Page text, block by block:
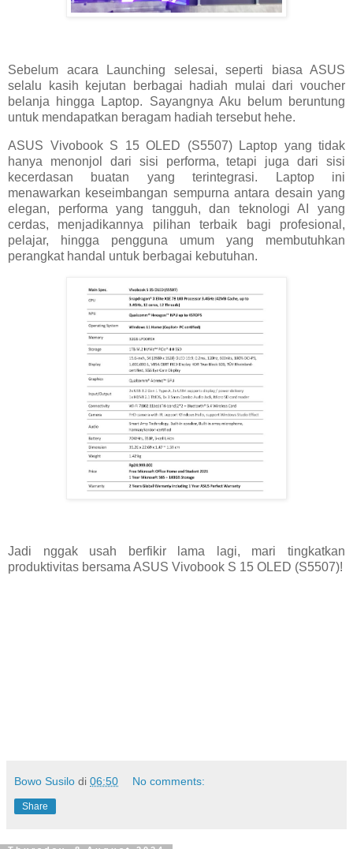
Sebelum acara Launching selesai, seperti biasa ASUS
selalu kasih kejutan berbagai hadiah mulai dari voucher
belanja hingga Laptop. Sayangnya Aku belum beruntung
untuk mendapatkan beragam hadiah tersebut hehe.
ASUS Vivobook S 15 OLED (S5507) Laptop yang tidak
hanya menonjol dari sisi performa, tetapi juga dari sisi
kecerdasan buatan yang terintegrasi. Laptop ini
menawarkan keseimbangan sempurna antara desain yang
elegan, performa yang tangguh, dan teknologi AI yang
cerdas, menjadikannya pilihan terbaik bagi profesional,
pelajar, hingga pengguna umum yang membutuhkan
perangkat handal untuk berbagai kebutuhan.
Jadi nggak usah berfikir lama lagi, mari tingkatkan
produktivitas bersama ASUS Vivobook S 15 OLED (S5507)!
Bowo Susilo di 06:50 No comments:
Share